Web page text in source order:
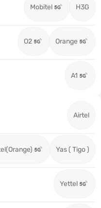
Mobitel H3G
O2 Orange
A1
Airtel
Yas ( Tigo )
Yettel